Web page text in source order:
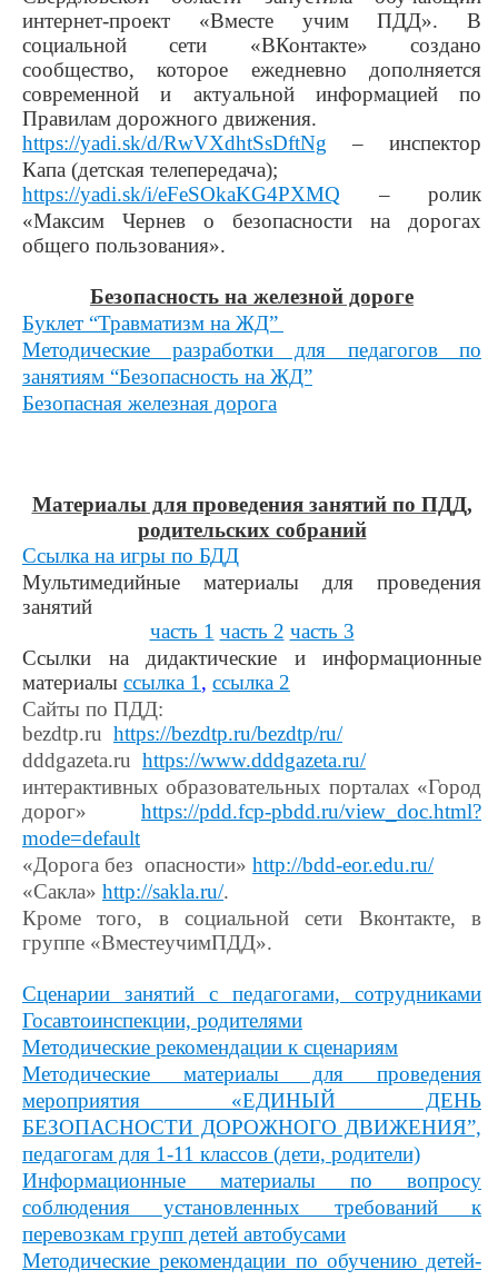
интернет-проект «Вместе учим ПДД». В
социальной сети «ВКонтакте» создано
сообщество, которое ежедневно дополняется
современной и актуальной информацией по
Правилам дорожного движения.
https://yadi.sk/d/RwVXdhtSsDftNg – инспектор
Капа (детская телепередача);
https://yadi.sk/i/eFeSOkaKG4PXMQ – ролик
«Максим Чернев о безопасности на дорогах
общего пользования».
Безопасность на железной дороге
Буклет “Травматизм на ЖД”
Методические разработки для педагогов по
занятиям “Безопасность на ЖД”
Безопасная железная дорога
Материалы для проведения занятий по ПДД,
родительских собраний
Ссылка на игры по БДД
Мультимедийные материалы для проведения
занятий
часть 1 часть 2 часть 3
Ссылки на дидактические и информационные
материалы ссылка 1 , ссылка 2
Сайты по ПДД:
bezdtp.ru https://bezdtp.ru/bezdtp/ru/
dddgazeta.ru https://www.dddgazeta.ru/
интерактивных образовательных порталах «Город
дорог» https://pdd.fcp-pbdd.ru/view_doc.html?
mode=default
«Дорога без опасности» http://bdd-eor.edu.ru/
«Сакла» http://sakla.ru/.
Кроме того, в социальной сети Вконтакте, в
группе «ВместеучимПДД».
Сценарии занятий с педагогами, сотрудниками
Госавтоинспекции, родителями
Методические рекомендации к сценариям
Методические материалы для проведения
мероприятия «ЕДИНЫЙ ДЕНЬ
БЕЗОПАСНОСТИ ДОРОЖНОГО ДВИЖЕНИЯ”,
педагогам для 1-11 классов (дети, родители)
Информационные материалы по вопросу
соблюдения установленных требований к
перевозкам групп детей автобусами
Методические рекомендации по обучению детей-